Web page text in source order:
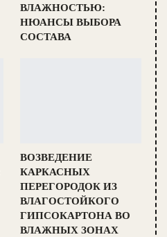
ВЛАЖНОСТЬЮ:
НЮАНСЫ ВЫБОРА
СОСТАВА
ВОЗВЕДЕНИЕ
КАРКАСНЫХ
ПЕРЕГОРОДОК ИЗ
ВЛАГОСТОЙКОГО
ГИПСОКАРТОНА ВО
ВЛАЖНЫХ ЗОНАХ